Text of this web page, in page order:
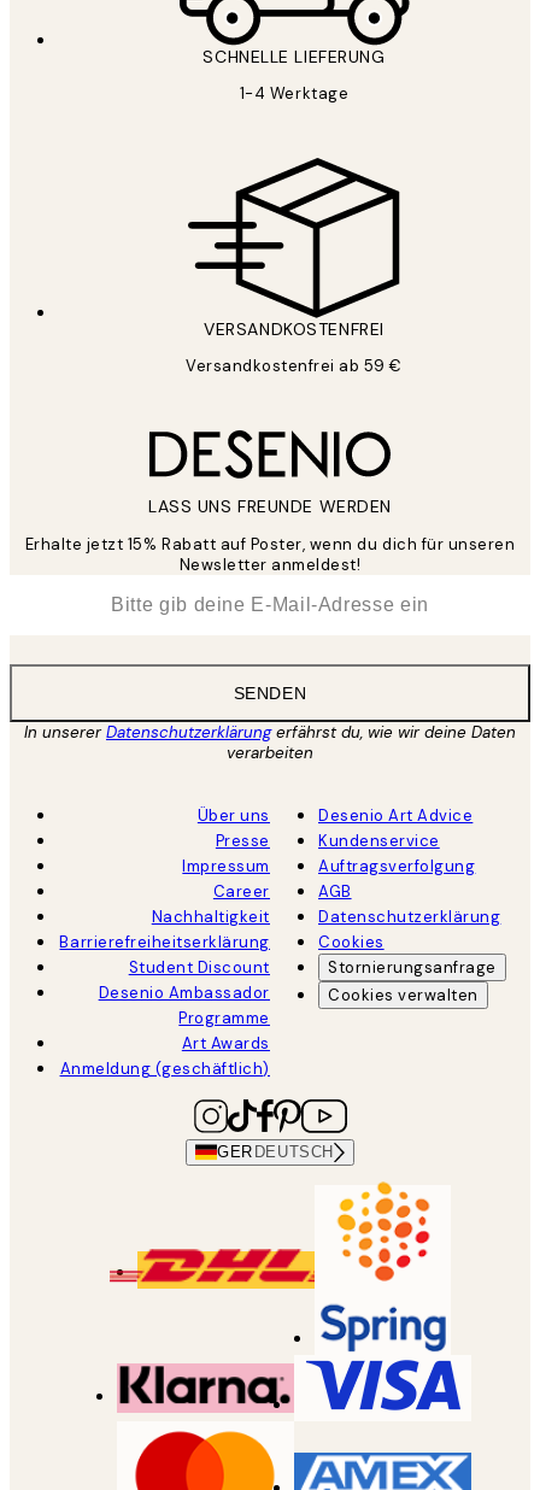
SCHNELLE LIEFERUNG
1-4 Werktage
VERSANDKOSTENFREI
Versandkostenfrei ab 59 €
LASS UNS FREUNDE WERDEN
Erhalte jetzt 15% Rabatt auf Poster, wenn du dich für unseren
Newsletter anmeldest!
SENDEN
In unsererDatenschutzerklärungerfährst du, wie wir deine Daten
verarbeiten
Über uns
Presse
Impressum
Career
Nachhaltigkeit
Barrierefreiheitserklärung
Student Discount
Desenio Ambassador
Programme
Art Awards
Anmeldung (geschäftlich)
Desenio Art Advice
Kundenservice
Auftragsverfolgung
AGB
Datenschutzerklärung
Cookies
Stornierungsanfrage
Cookies verwalten
GER DEUTSCH